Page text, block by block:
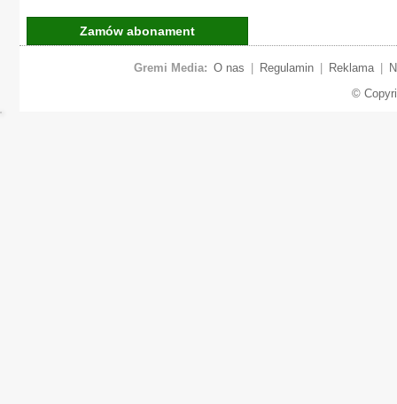
Zamów abonament
Gremi Media: O nas Regulamin Reklama
©